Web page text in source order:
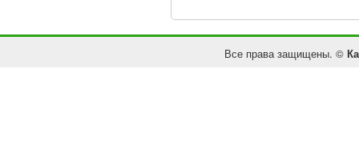
Все права защищены. ©